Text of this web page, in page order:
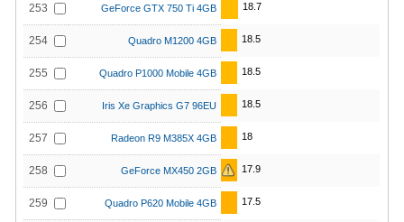
253 GeForce GTX 750 Ti 4GB 18.7
254 Quadro M1200 4GB 18.5
255 Quadro P1000 Mobile 4GB 18.5
256 Iris Xe Graphics G7 96EU 18.5
257 Radeon R9 M385X 4GB 18
258 GeForce MX450 2GB 17.9
259 Quadro P620 Mobile 4GB 17.5